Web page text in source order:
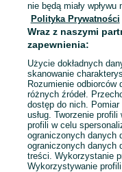
Mapa miejscowości
Mapa ministron
Popularne wyszukiwania
nie będą miały
Polityka Prywatności
Wraz z naszymi
zapewnienia:
Użycie dokładnych
skanowanie
Rozumienie
różnych źródeł.
dostęp do nich.
usług. Tworzenie
profili w celu
ograniczonych danych
ograniczonych danych
treści. Wykorzystanie
Wykorzystywanie